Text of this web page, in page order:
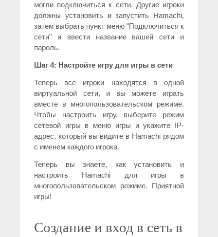
могли подключиться к сети. Другие игроки
должны установить и запустить Hamachi,
затем выбрать пункт меню "Подключиться к
сети" и ввести название вашей сети и
пароль.
Шаг 4: Настройте игру для игры в сети
Теперь все игроки находятся в одной
виртуальной сети, и вы можете играть
вместе в многопользовательском режиме.
Чтобы настроить игру, выберите режим
сетевой игры в меню игры и укажите IP-
адрес, который вы видите в Hamachi рядом
с именем каждого игрока.
Теперь вы знаете, как установить и
настроить Hamachi для игры в
многопользовательском режиме. Приятной
игры!
Создание и вход в сеть в